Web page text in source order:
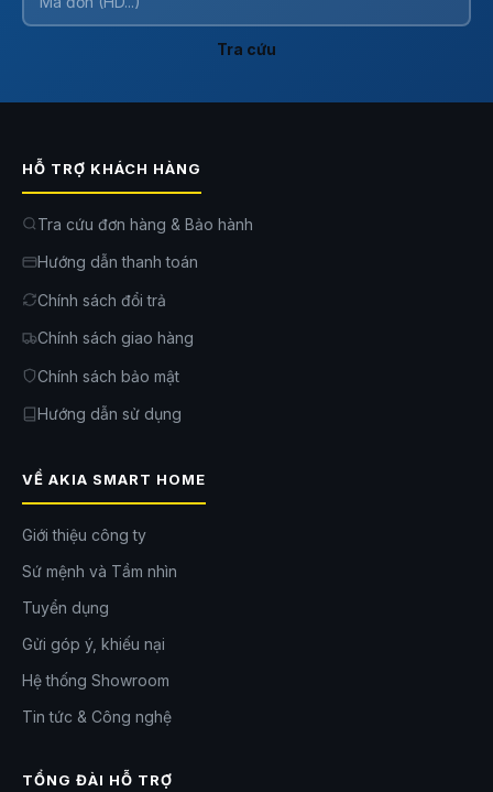
Tra cứu
HỖ TRỢ KHÁCH HÀNG
Tra cứu đơn hàng & Bảo hành
Hướng dẫn thanh toán
Chính sách đổi trả
Chính sách giao hàng
Chính sách bảo mật
Hướng dẫn sử dụng
VỀ AKIA SMART HOME
Giới thiệu công ty
Sứ mệnh và Tầm nhìn
Tuyển dụng
Gửi góp ý, khiếu nại
Hệ thống Showroom
Tin tức & Công nghệ
TỔNG ĐÀI HỖ TRỢ